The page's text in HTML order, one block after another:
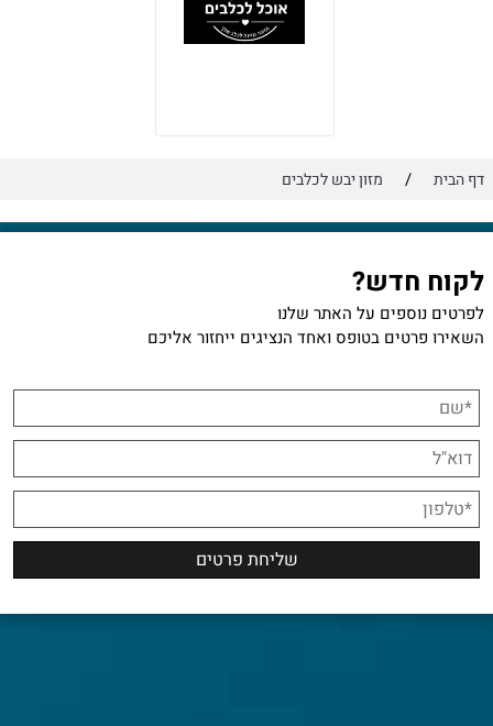
דף הבית / מזון יבש לכלבים
לקוח חדש?
לפרטים נוספים על האתר שלנו
השאירו פרטים בטופס ואחד הנציגים ייחזור אליכם